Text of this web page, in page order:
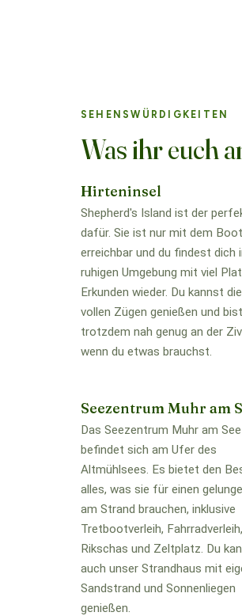
SEHENSWÜRDIGKEITEN
Was ihr euch
Hirteninsel
Shepherd's Island ist der
dafür. Sie ist nur mit dem Boot
erreichbar und du findest dich
ruhigen Umgebung mit viel
Erkunden wieder. Du kannst
vollen Zügen genießen und bist
trotzdem nah genug an der
wenn du etwas brauchst.
Seezentrum Muhr am
Das Seezentrum Muhr am See
befindet sich am Ufer des
Altmühlsees. Es bietet den
alles, was sie für einen
am Strand brauchen, inklusive
Tretbootverleih, Fahrradverleih,
Rikschas und Zeltplatz. Du
auch unser Strandhaus mit
Sandstrand und Sonnenliegen
genießen.